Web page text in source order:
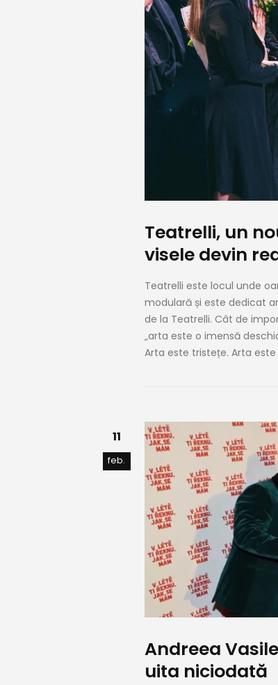
Teatrelli, un
visele devin
Teatrelli este locul unde
modulară și este dedicat
de la Teatrelli. Cât de
„arta este o imensă
Arta este tristețe. Arta
11
feb.
Andreea
uita niciodată